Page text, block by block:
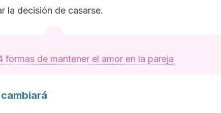
la decisión de casarse.
formas de mantener el amor en la pareja